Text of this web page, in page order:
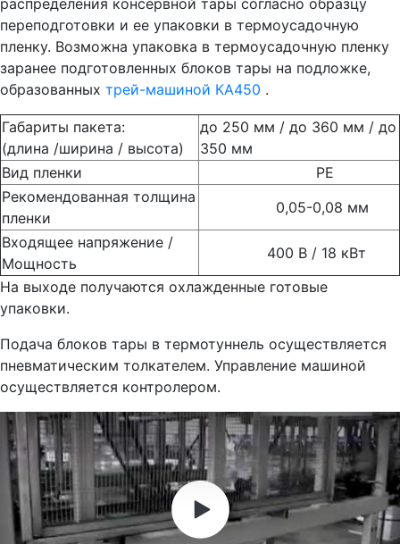
распределения консервной тары согласно образцу
переподготовки и ее упаковки в термоусадочную
пленку. Возможна упаковка в термоусадочную пленку
заранее подготовленных блоков тары на подложке,
образованных трей-машиной КА450 .
Габариты пакета:
(длина /ширина / высота)
до 250 мм / до 360 мм / до
350 мм
Вид пленки
РЕ
Рекомендованная толщина
пленки
0,05-0,08 мм
Входящее напряжение /
Мощность
400 В / 18 кВт
На выходе получаются охлажденные готовые
упаковки.
Подача блоков тары в термотуннель осуществляется
пневматическим толкателем. Управление машиной
осуществляется контролером.